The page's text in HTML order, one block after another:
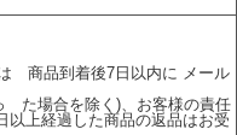
商品到着後7日以内に メール
た場合を除く)、お客様の責任
以上経過した商品の返品はお受